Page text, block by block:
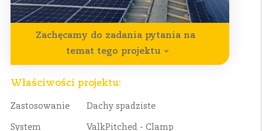
Zachęcamy do zadania pytania na
temat tego projektu
Właściwości projektu:
Zastosowanie Dachy spadziste
System ValkPitched - Clamp